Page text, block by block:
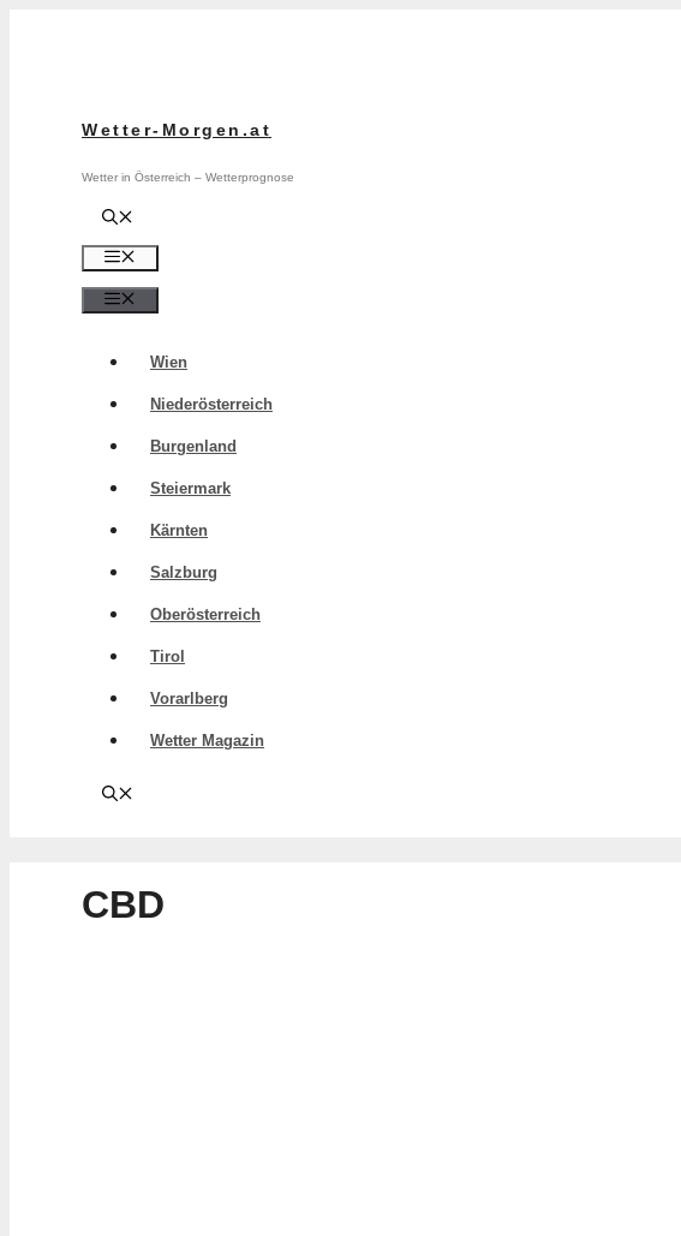
Wetter-Morgen.at
Wetter in Österreich – Wetterprognose
Wien
Niederösterreich
Burgenland
Steiermark
Kärnten
Salzburg
Oberösterreich
Tirol
Vorarlberg
Wetter Magazin
CBD